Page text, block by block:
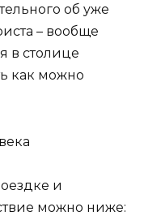
об уже
– вообще
в столице
как можно
и
можно ниже: